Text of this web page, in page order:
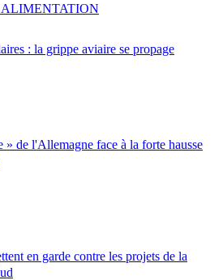
: la grippe aviaire se propage
» de l'Allemagne face à la forte hausse
en garde contre les projets de la